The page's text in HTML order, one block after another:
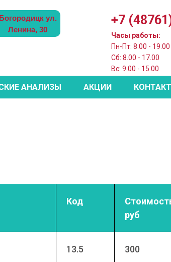
+7
Часы работы:
Пн-Пт: 8.00 - 19.00
Сб: 8.00 - 17.00
Вс: 9.00 - 15.00
Богородицк ул.
Ленина, 30
АНАЛИЗЫ АКЦИИ
Код
руб
13.5 300